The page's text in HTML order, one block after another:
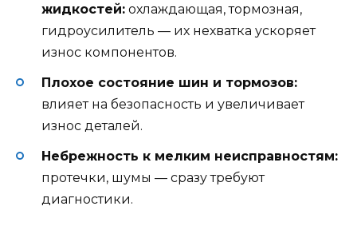
жидкостей: охлаждающая, тормозная,
гидроусилитель — их нехватка ускоряет
износ компонентов.
Плохое состояние шин и тормозов:
влияет на безопасность и увеличивает
износ деталей.
Небрежность к мелким неисправностям:
протечки, шумы — сразу требуют
диагностики.